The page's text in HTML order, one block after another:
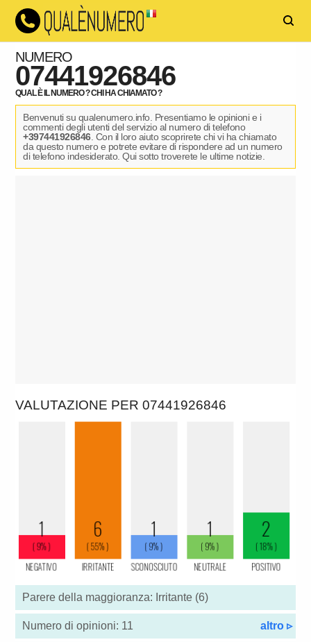
NUMERO
07441926846
QUAL È IL NUMERO ? CHI HA CHIAMATO ?
Benvenuti su qualenumero.info. Presentiamo le opinioni e i
commenti degli utenti del servizio al numero di telefono
+397441926846. Con il loro aiuto scoprirete chi vi ha chiamato
da questo numero e potrete evitare di rispondere ad un numero
di telefono indesiderato. Qui sotto troverete le ultime notizie.
VALUTAZIONE PER 07441926846
Parere della maggioranza: Irritante (6)
Numero di opinioni: 11 altro ▹